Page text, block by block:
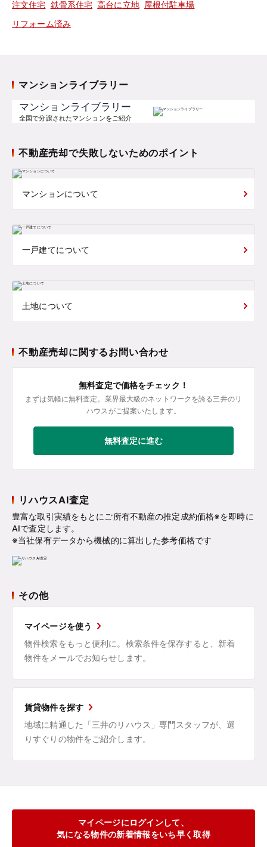
注文住宅 鉄骨系住宅 高台に立地 屋根付駐車場
リフォーム済み
マンションライブラリー
マンションライブラリー
全国で分譲されたマンションをご紹介
不動産売却で失敗しないためのポイント
マンションについて
一戸建てについて
土地について
不動産売却に関するお問い合わせ
無料査定で価格をチェック！
まずは気軽に無料査定。業界最大級のネットワークを誇る三井のリ
ハウスがご提案いたします。
無料査定に進む
リハウスAI査定
豊富な取引実績をもとにご所有不動産の推定成約価格※を即時に
AIで査定します。
※当社保有データから機械的に算出した参考価格です
その他
マイページを使う
物件検索をもっと便利に。検索条件を保存すると、新着
物件をメールでお知らせします。
賃貸物件を探す
地域に精通した「三井のリハウス」専門スタッフが、選
りすぐりの物件をご紹介します。
マイページにログインして、
気になる物件の新着情報をいち早く取得